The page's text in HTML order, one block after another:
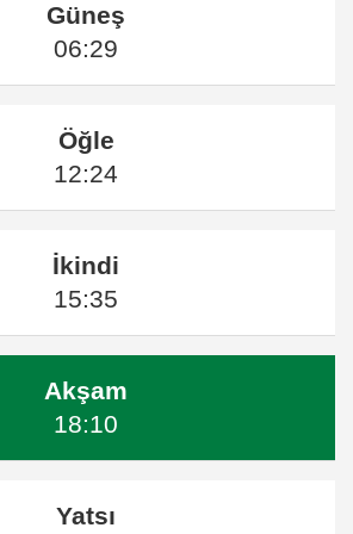
Güneş
06:29
Öğle
12:24
İkindi
15:35
Akşam
18:10
Yatsı